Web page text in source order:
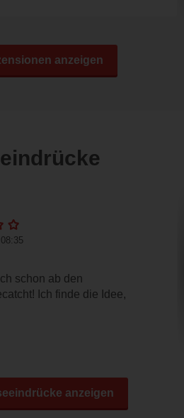
anzeigen
schon ab den
Ich finde die Idee,
anzeigen